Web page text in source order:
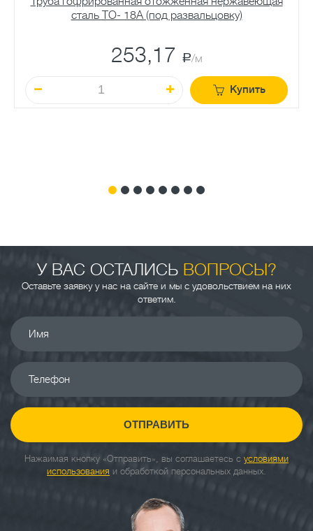
сталь TO- 18A (под развальцовку)
253,17 a/м
Купить
У ВАС ОСТАЛИСЬ ВОПРОСЫ?
Оставьте заявку у нас на сайте и мы с удовольствием на них
ответим.
Имя
Телефон
ОТПРАВИТЬ
Нажаимая кнопку «Отправить», вы соглашаетесь с условиями
использования и обработкой персональных данных.